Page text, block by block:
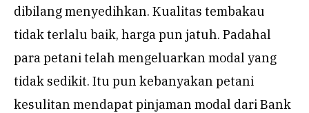
dibilang menyedihkan. Kualitas tembakau
tidak terlalu baik, harga pun jatuh. Padahal
para petani telah mengeluarkan modal yang
tidak sedikit. Itu pun kebanyakan petani
kesulitan mendapat pinjaman modal dari Bank